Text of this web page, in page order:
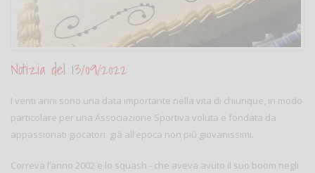
Notizia del 13/09/2022
I venti anni sono una data importante nella vita di chiunque, in modo
particolare per una Associazione Sportiva voluta e fondata da
appassionati giocatori già all’epoca non più giovanissimi.
Correva l’anno 2002 e lo squash - che aveva avuto il suo boom negli